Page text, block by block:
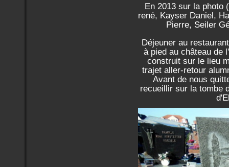
En 2013 sur la photo
rené, Kayser Daniel,
Pierre, Seiler
Déjeuner au
à pied au château de
construit sur le lieu
trajet aller-retour
Avant de nous
recueillir sur la tombe